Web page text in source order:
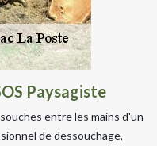
Paysagiste
entre les mains d'un
de dessouchage,